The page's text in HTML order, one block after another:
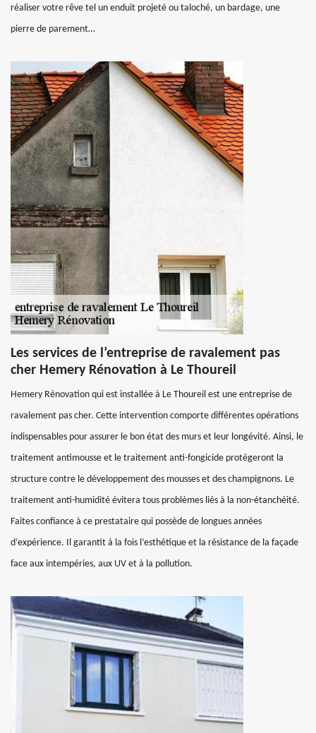
réaliser votre rêve tel un enduit projeté ou taloché, un bardage, une
pierre de parement…
Les services de l’entreprise de ravalement pas
cher Hemery Rénovation à Le Thoureil
Hemery Rénovation qui est installée à Le Thoureil est une entreprise de
ravalement pas cher. Cette intervention comporte différentes opérations
indispensables pour assurer le bon état des murs et leur longévité. Ainsi, le
traitement antimousse et le traitement anti-fongicide protégeront la
structure contre le développement des mousses et des champignons. Le
traitement anti-humidité évitera tous problèmes liés à la non-étanchéité.
Faites confiance à ce prestataire qui possède de longues années
d’expérience. Il garantit à la fois l’esthétique et la résistance de la façade
face aux intempéries, aux UV et à la pollution.